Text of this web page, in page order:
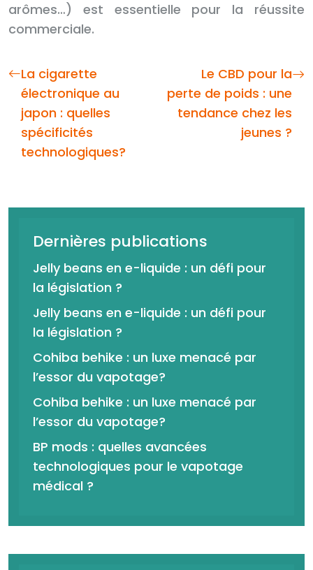
arômes…) est essentielle pour la réussite
commerciale.
La cigarette
électronique au
japon : quelles
spécificités
technologiques?
Le CBD pour la
perte de poids : une
tendance chez les
jeunes ?
Dernières publications
Jelly beans en e-liquide : un défi pour
la législation ?
Jelly beans en e-liquide : un défi pour
la législation ?
Cohiba behike : un luxe menacé par
l’essor du vapotage?
Cohiba behike : un luxe menacé par
l’essor du vapotage?
BP mods : quelles avancées
technologiques pour le vapotage
médical ?